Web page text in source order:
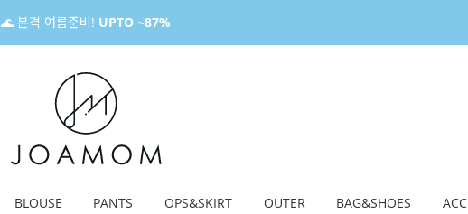
🌊 본격 여름준비! UPTO ~87%
BLOUSE PANTS OPS&SKIRT OUTER BAG&SHOES ACC